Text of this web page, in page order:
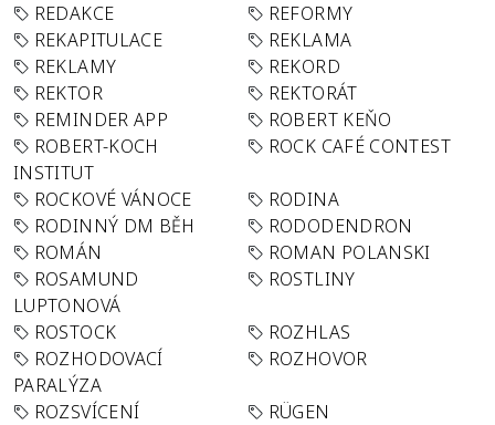
REDAKCE
REFORMY
REKAPITULACE
REKLAMA
REKLAMY
REKORD
REKTOR
REKTORÁT
REMINDER APP
ROBERT KEŇO
ROBERT-KOCH
INSTITUT
ROCK CAFÉ CONTEST
ROCKOVÉ VÁNOCE
RODINA
RODINNÝ DM BĚH
RODODENDRON
ROMÁN
ROMAN POLANSKI
ROSAMUND
LUPTONOVÁ
ROSTLINY
ROSTOCK
ROZHLAS
ROZHODOVACÍ
PARALÝZA
ROZHOVOR
ROZSVÍCENÍ
RÜGEN